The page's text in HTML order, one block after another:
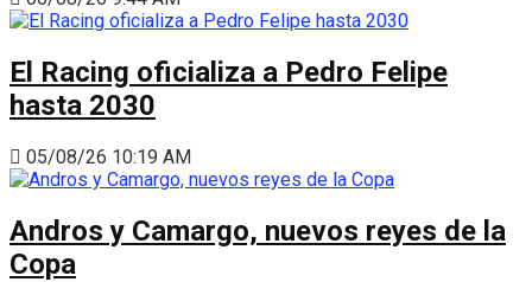
El Racing oficializa a Pedro Felipe
hasta 2030
05/08/26 10:19 AM
Andros y Camargo, nuevos reyes de la
Copa